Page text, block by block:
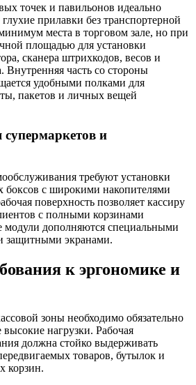
точек и павильонов идеально
прилавки без транспортерной
места в торговом зале, но при
площадью для установки
сканера штрихкодов, весов и
Внутренняя часть со стороны
удобными полками для
пакетов и личных вещей
и
требуют установки
боксов с широкими накопителями
поверхность позволяет кассиру
с полными корзинами
модули дополняются специальными
защитными экранами.
к эргономике и
зоны необходимо обязательно
нагрузки. Рабочая
должна стойко выдерживать
товаров, бутылок и
корзин.